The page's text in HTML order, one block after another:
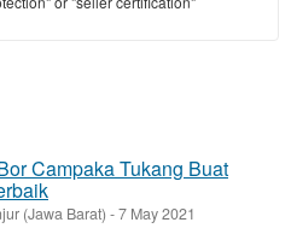
Campaka Tukang Buat
(Jawa Barat) -7 May 2021